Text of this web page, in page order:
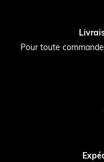
Pour toute